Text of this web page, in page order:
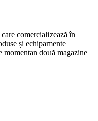
comercializează în
și echipamente
două magazine